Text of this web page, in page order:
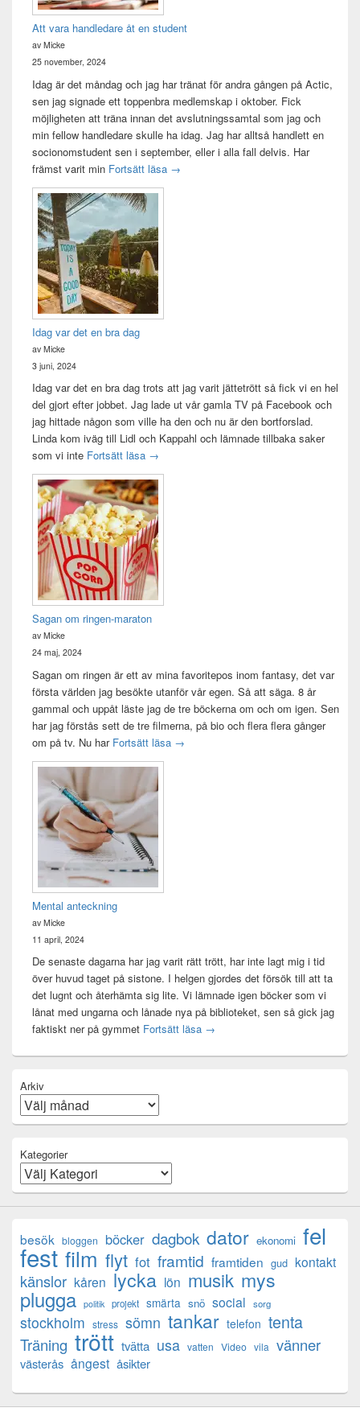
Att vara handledare åt en student
av Micke
25 november, 2024
Idag är det måndag och jag har tränat för andra gången på Actic,
sen jag signade ett toppenbra medlemskap i oktober. Fick
möjligheten att träna innan det avslutningssamtal som jag och
min fellow handledare skulle ha idag. Jag har alltså handlett en
socionomstudent sen i september, eller i alla fall delvis. Har
främst varit min Fortsätt läsa Att vara handledare åt en student
→
Idag var det en bra dag
av Micke
3 juni, 2024
Idag var det en bra dag trots att jag varit jättetrött så fick vi en hel
del gjort efter jobbet. Jag lade ut vår gamla TV på Facebook och
jag hittade någon som ville ha den och nu är den bortforslad.
Linda kom iväg till Lidl och Kappahl och lämnade tillbaka saker
som vi inte Fortsätt läsa Idag var det en bra dag
→
Sagan om ringen-maraton
av Micke
24 maj, 2024
Sagan om ringen är ett av mina favoritepos inom fantasy, det var
första världen jag besökte utanför vår egen. Så att säga. 8 år
gammal och uppåt läste jag de tre böckerna om och om igen. Sen
har jag förstås sett de tre filmerna, på bio och flera flera gånger
om på tv. Nu har Fortsätt läsa Sagan om ringen-maraton
→
Mental anteckning
av Micke
11 april, 2024
De senaste dagarna har jag varit rätt trött, har inte lagt mig i tid
över huvud taget på sistone. I helgen gjordes det försök till att ta
det lugnt och återhämta sig lite. Vi lämnade igen böcker som vi
lånat med ungarna och lånade nya på biblioteket, sen så gick jag
faktiskt ner på gymmet Fortsätt läsa Mental anteckning
→
Arkiv
Kategorier
besök bloggen böcker dagbok dator ekonomi fel
fest film flyt fot framtid framtiden gud kontakt
känslor kåren lycka lön musik mys
plugga politik projekt smärta snö social sorg
stockholm stress sömn tankar telefon tenta
Träning trött tvätta usa vatten Video vila vänner
västerås ångest åsikter